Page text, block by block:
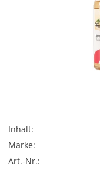
Inhalt:
Marke:
Art.-Nr.: